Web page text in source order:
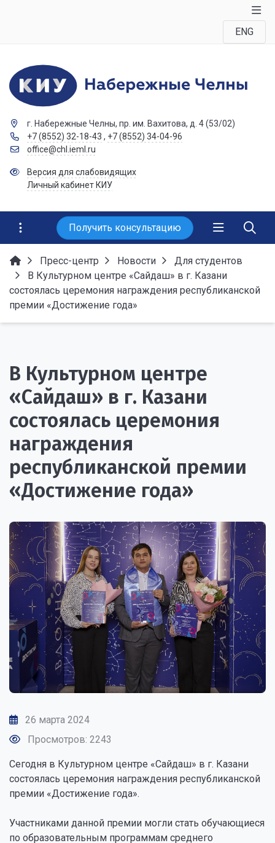
ENG
г. Набережные Челны, пр. им. Вахитова, д. 4 (53/02)
+7 (8552) 32-18-43 , +7 (8552) 34-04-96
office@chl.ieml.ru
Версия для слабовидящих
Личный кабинет КИУ
Получить консультацию
Пресс-центр Новости
Для студентов
В Культурном центре «Сайдаш» в г. Казани
состоялась церемония награждения республиканской
премии «Достижение года»
В Культурном центре
«Сайдаш» в г. Казани
состоялась церемония
награждения
республиканской премии
«Достижение года»
26 марта 2024
Просмотров: 2243
Сегодня в Культурном центре «Сайдаш» в г. Казани
состоялась церемония награждения республиканской
премии «Достижение года».
Участниками данной премии могли стать обучающиеся
по образовательным программам среднего